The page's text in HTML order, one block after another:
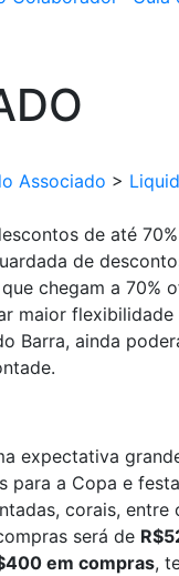
Associado >
de até
de
chegam a 70%
maior
Barra, ainda
expectativa
para a Copa e
corais,
será de
em compras,